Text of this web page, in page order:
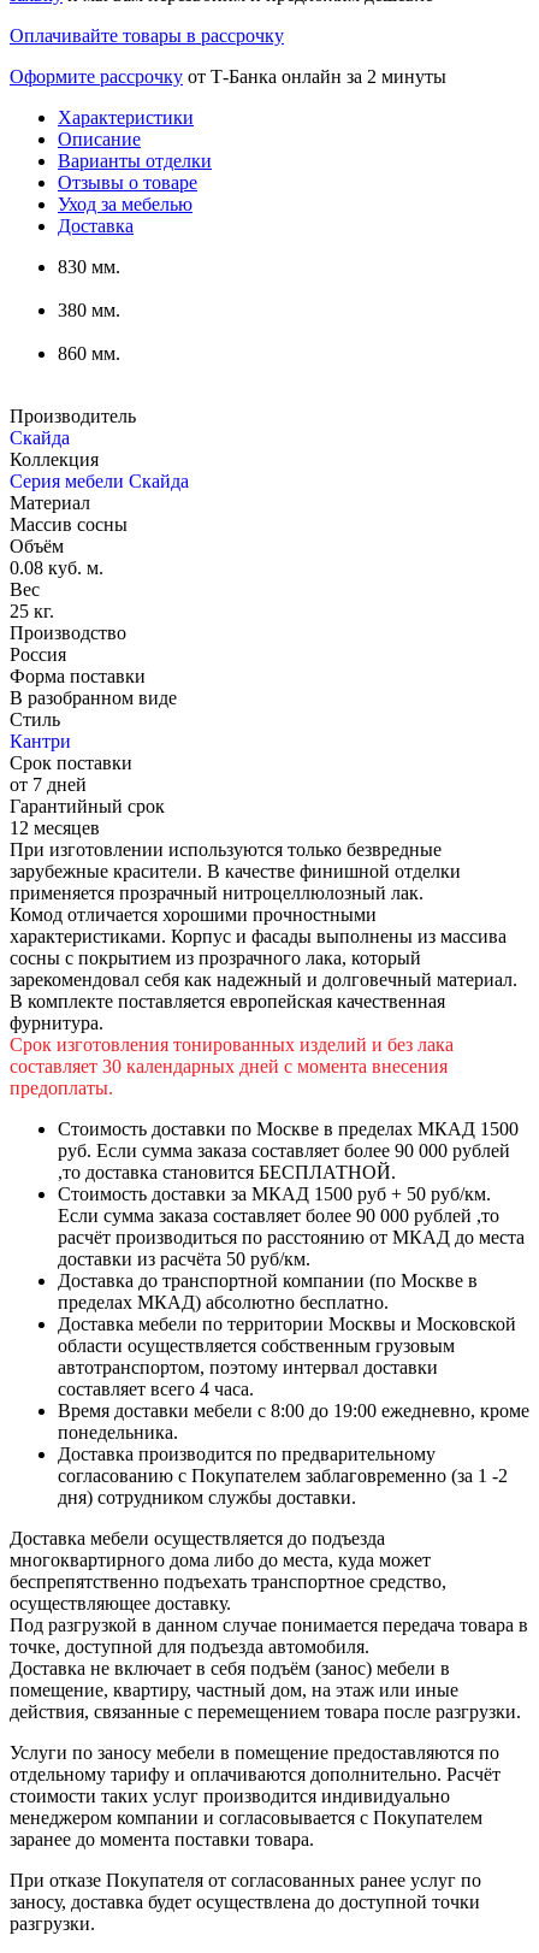
Оплачивайте товары в рассрочку
Оформите рассрочку от Т-Банка онлайн за 2 минуты
Характеристики
Описание
Варианты отделки
Отзывы о товаре
Уход за мебелью
Доставка
830 мм.
380 мм.
860 мм.
Производитель
Скайда
Коллекция
Серия мебели Скайда
Материал
Массив сосны
Объём
0.08 куб. м.
Вес
25 кг.
Производство
Россия
Форма поставки
В разобранном виде
Стиль
Кантри
Срок поставки
от 7 дней
Гарантийный срок
12 месяцев
При изготовлении используются только безвредные
зарубежные красители. В качестве финишной отделки
применяется прозрачный нитроцеллюлозный лак.
Комод отличается хорошими прочностными
характеристиками. Корпус и фасады выполнены из массива
сосны с покрытием из прозрачного лака, который
зарекомендовал себя как надежный и долговечный материал.
В комплекте поставляется европейская качественная
фурнитура.
Срок изготовления тонированных изделий и без лака
составляет 30 календарных дней с момента внесения
предоплаты.
Стоимость доставки по Москве в пределах МКАД 1500
руб. Если сумма заказа составляет более 90 000 рублей
,то доставка становится БЕСПЛАТНОЙ.
Стоимость доставки за МКАД 1500 руб + 50 руб/км.
Если сумма заказа составляет более 90 000 рублей ,то
расчёт производиться по расстоянию от МКАД до места
доставки из расчёта 50 руб/км.
Доставка до транспортной компании (по Москве в
пределах МКАД) абсолютно бесплатно.
Доставка мебели по территории Москвы и Московской
области осуществляется собственным грузовым
автотранспортом, поэтому интервал доставки
составляет всего 4 часа.
Время доставки мебели с 8:00 до 19:00 ежедневно, кроме
понедельника.
Доставка производится по предварительному
согласованию с Покупателем заблаговременно (за 1 -2
дня) сотрудником службы доставки.
Доставка мебели осуществляется до подъезда
многоквартирного дома либо до места, куда может
беспрепятственно подъехать транспортное средство,
осуществляющее доставку.
Под разгрузкой в данном случае понимается передача товара в
точке, доступной для подъезда автомобиля.
Доставка не включает в себя подъём (занос) мебели в
помещение, квартиру, частный дом, на этаж или иные
действия, связанные с перемещением товара после разгрузки.
Услуги по заносу мебели в помещение предоставляются по
отдельному тарифу и оплачиваются дополнительно. Расчёт
стоимости таких услуг производится индивидуально
менеджером компании и согласовывается с Покупателем
заранее до момента поставки товара.
При отказе Покупателя от согласованных ранее услуг по
заносу, доставка будет осуществлена до доступной точки
разгрузки.